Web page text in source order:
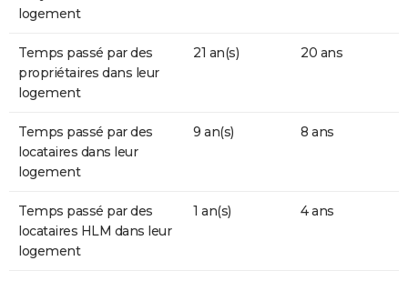
logement
Temps passé par des
propriétaires dans leur
logement
21 an(s) 20 ans
Temps passé par des
locataires dans leur
logement
9 an(s) 8 ans
Temps passé par des
locataires HLM dans leur
logement
1 an(s) 4 ans